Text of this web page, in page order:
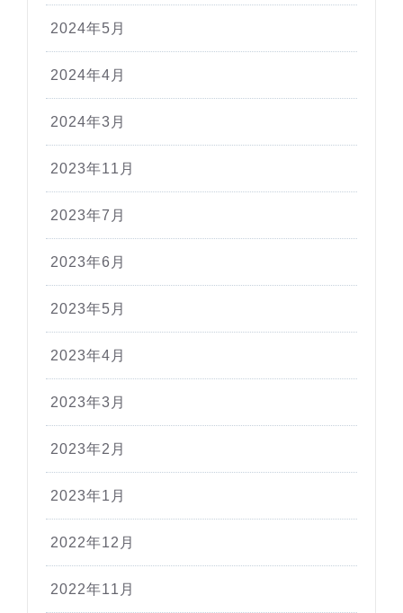
2024年5月
2024年4月
2024年3月
2023年11月
2023年7月
2023年6月
2023年5月
2023年4月
2023年3月
2023年2月
2023年1月
2022年12月
2022年11月